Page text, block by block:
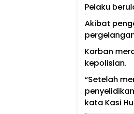
Pelaku
Akibat
Korban
kepolisian.
“Setelah
kata Kasi